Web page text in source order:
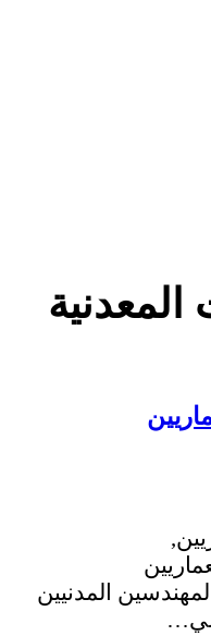
المعدنية
المدنيين